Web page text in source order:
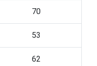
70
53
62